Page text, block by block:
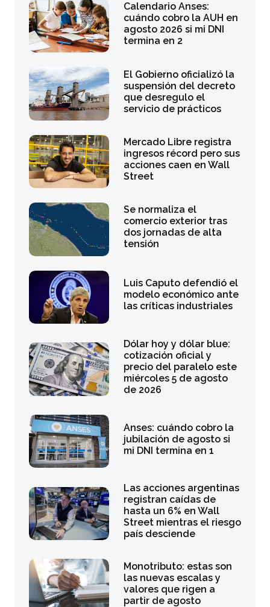
Calendario Anses:
cuándo cobro la AUH en
agosto 2026 si mi DNI
termina en 2
El Gobierno oficializó la
suspensión del decreto
que desregulo el
servicio de prácticos
Mercado Libre registra
ingresos récord pero sus
acciones caen en Wall
Street
Se normaliza el
comercio exterior tras
dos jornadas de alta
tensión
Luis Caputo defendió el
modelo económico ante
las críticas industriales
Dólar hoy y dólar blue:
cotización oficial y
precio del paralelo este
miércoles 5 de agosto
de 2026
Anses: cuándo cobro la
jubilación de agosto si
mi DNI termina en 1
Las acciones argentinas
registran caídas de
hasta un 6% en Wall
Street mientras el riesgo
país desciende
Monotributo: estas son
las nuevas escalas y
valores que rigen a
partir de agosto